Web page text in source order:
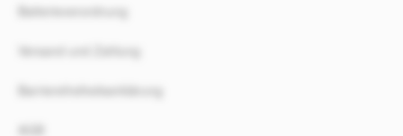
Batterieverordnung
Versand und Zahlung
Barrierefreiheitserklärung